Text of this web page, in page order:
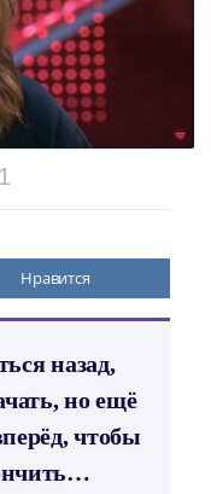
Нравится
назад,
но ещё
чтобы